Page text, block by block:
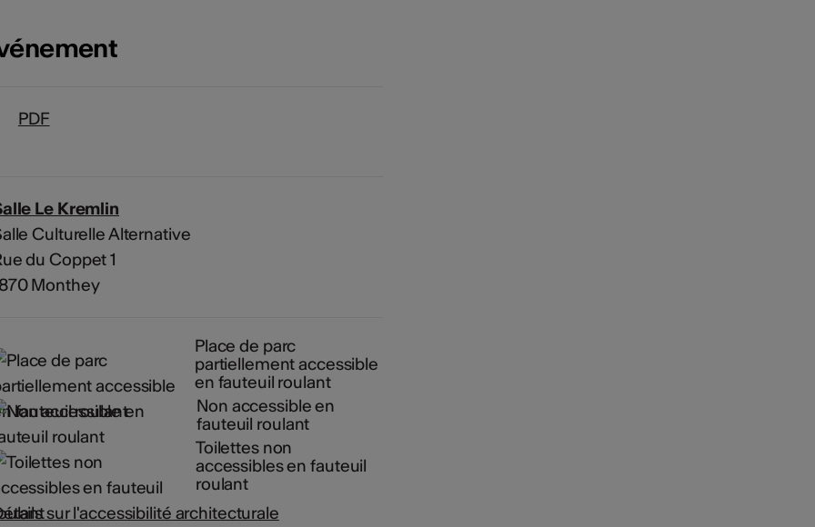
PDF
Le Kremlin
Culturelle Alternative
du Coppet 1
Monthey
Place de parc
partiellement accessible
en fauteuil roulant
Non accessible en
fauteuil roulant
Toilettes non
accessibles en fauteuil
roulant
sur l'accessibilité architecturale